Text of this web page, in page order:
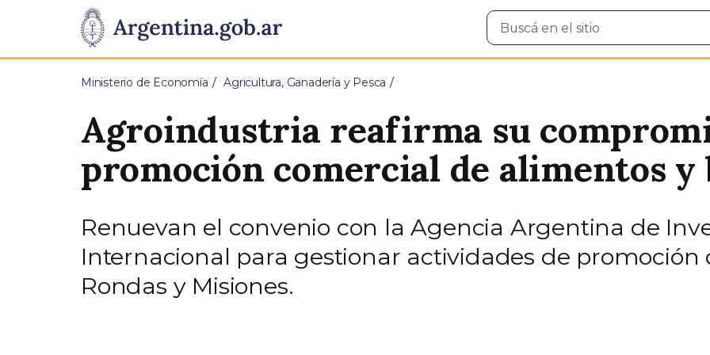
Presidencia
de
Pasar al contenido principal
Buscar
en
Ministerio de Economía Agricultura, Ganadería y Pesca
Agroindustria reafirma su
promoción comercial de alimentos y
Renuevan el convenio con la Agencia Argentina de
Internacional para gestionar actividades de promoción
Rondas y Misiones.